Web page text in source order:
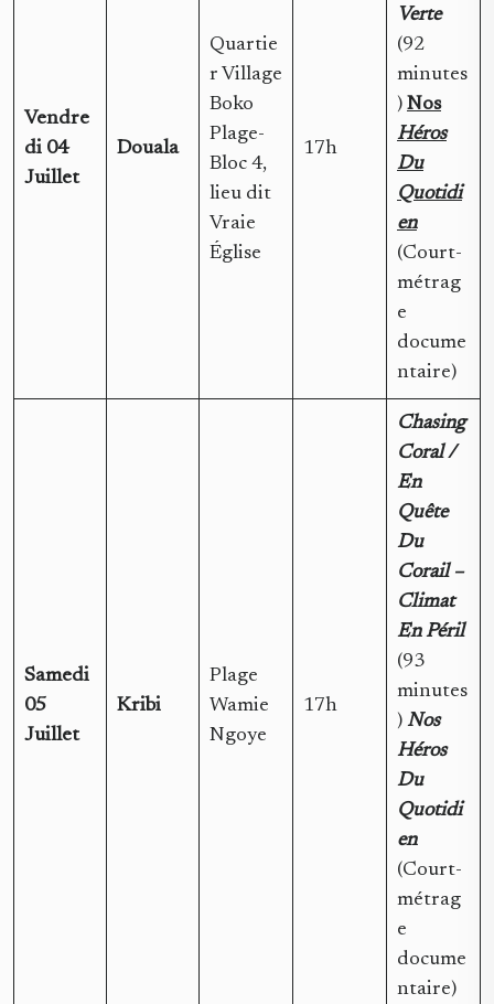
Vendre
di 04
Juillet
Douala
Quartie
r Village
Boko
Plage-
Bloc 4,
lieu dit
Vraie
Église
17h
Verte
(92
minutes
) Nos
Héros
Du
Quotidi
en
(Court-
métrag
e
docume
ntaire)
Samedi
05
Juillet
Kribi
Plage
Wamie
Ngoye
17h
Chasing
Coral /
En
Quête
Du
Corail –
Climat
En Péril
(93
minutes
) Nos
Héros
Du
Quotidi
en
(Court-
métrag
e
docume
ntaire)